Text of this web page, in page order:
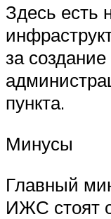
Здесь есть
за
пункта.
Минусы
Главный
ИЖС стоят